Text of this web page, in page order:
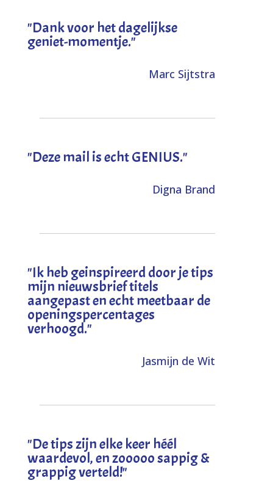
"Dank voor het dagelijkse
geniet-momentje."
Marc Sijtstra
"Deze mail is echt GENIUS."
Digna Brand
"Ik heb geinspireerd door je tips
mijn nieuwsbrief titels
aangepast en echt meetbaar de
openingspercentages
verhoogd."
Jasmijn de Wit
"De tips zijn elke keer héél
waardevol, en zooooo sappig &
grappig verteld!"